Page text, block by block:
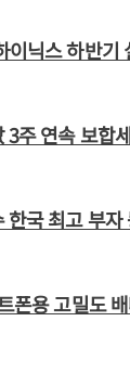
닉스 하반기
주 연속 보합
국 최고 부자
폰용 고밀도